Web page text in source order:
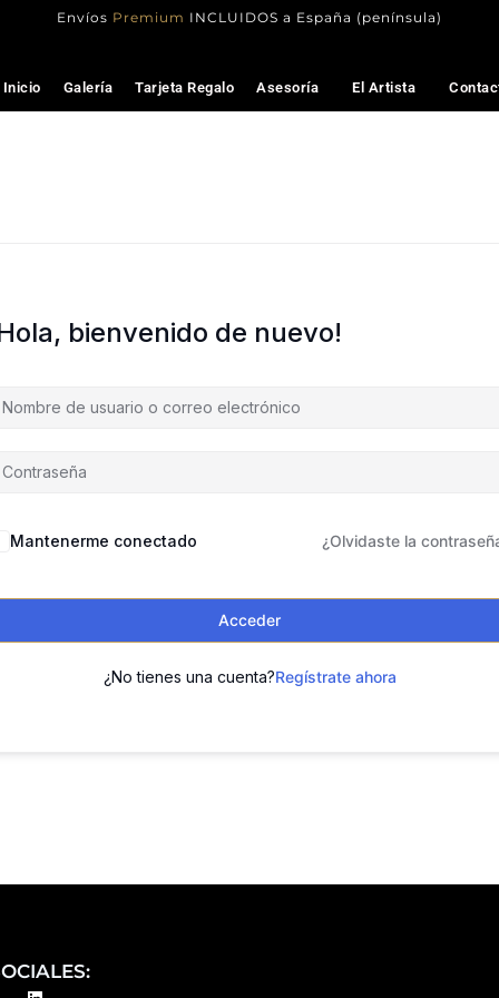
Envíos Premium INCLUIDOS a España (península)
Inicio Galería Tarjeta Regalo Asesoría El Artista
bienvenido de nuevo!
Mantenerme conectado ¿Olvidaste la
Acceder
¿No tienes una cuenta?Regístrate ahora
L